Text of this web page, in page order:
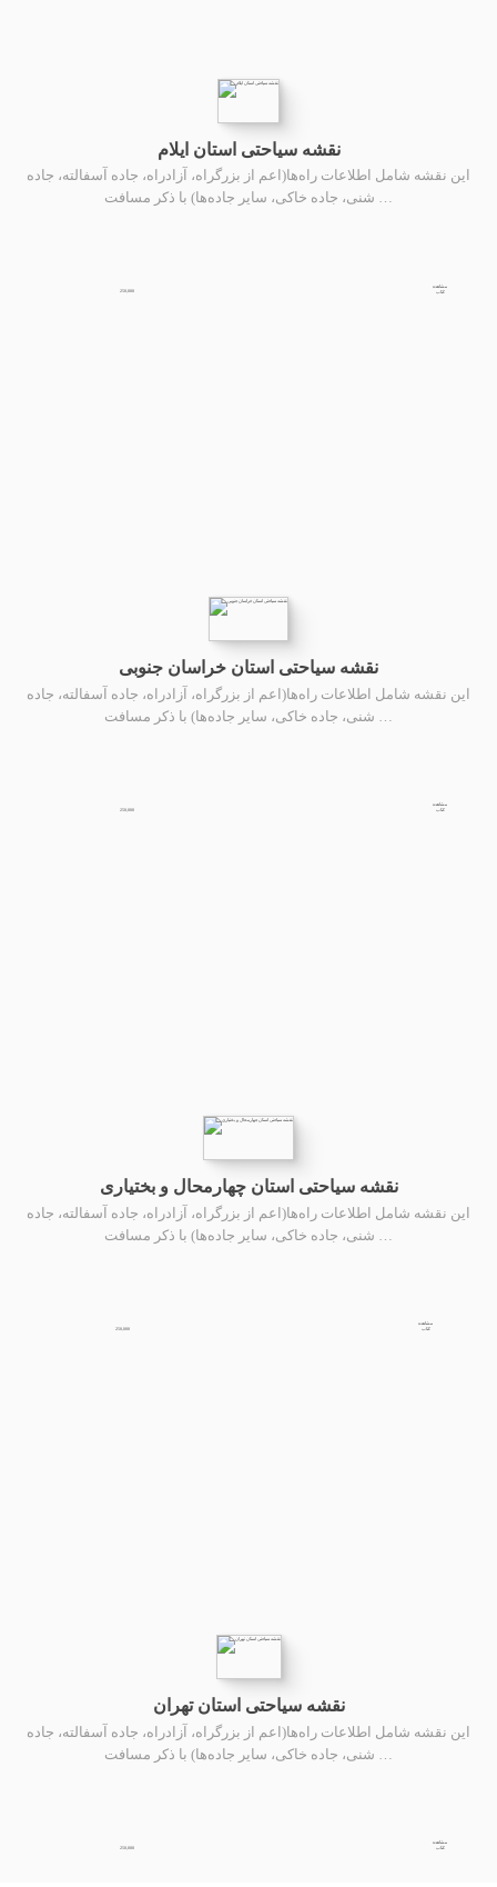
نقشه سیاحتی استان ایلام
این نقشه شامل اطلاعات راه‌ها(اعم از بزرگراه، آزادراه، جاده آسفالته، جاده
شنی، جاده خاکی، سایر جاده‌ها) با ذکر مسافت …
250,000
مشاهده
کتاب
نقشه سیاحتی استان خراسان جنوبی
این نقشه شامل اطلاعات راه‌ها(اعم از بزرگراه، آزادراه، جاده آسفالته، جاده
شنی، جاده خاکی، سایر جاده‌ها) با ذکر مسافت …
250,000
مشاهده
کتاب
نقشه سیاحتی استان چهارمحال و بختیاری
این نقشه شامل اطلاعات راه‌ها(اعم از بزرگراه، آزادراه، جاده آسفالته، جاده
شنی، جاده خاکی، سایر جاده‌ها) با ذکر مسافت …
250,000
مشاهده
کتاب
نقشه سیاحتی استان تهران
این نقشه شامل اطلاعات راه‌ها(اعم از بزرگراه، آزادراه، جاده آسفالته، جاده
شنی، جاده خاکی، سایر جاده‌ها) با ذکر مسافت …
250,000
مشاهده
کتاب